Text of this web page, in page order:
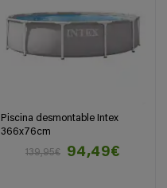
Piscina desmontable Intex
366x76cm
139,95€
94,49€